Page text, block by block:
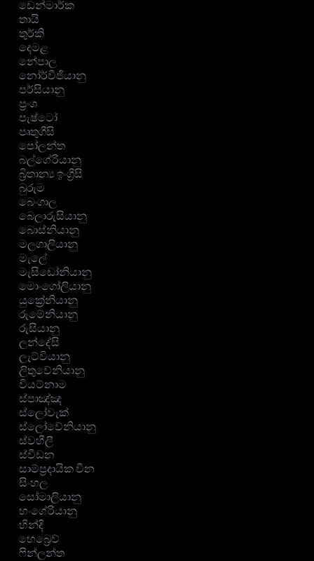
ඩෙන්මාර්ක
තායි
තුර්කි
දෙමළ
නේපාල
නෝර්වීජියානු
පර්සියානු
ප්‍රංශ
පැෂ්ටෝ
පෘතුගීසි
පෝලන්ත
බල්ගේරියානු
බ්‍රිතාන්‍ය ඉංග්‍රීසි
බුරුම
බෙංගාල
බෙලාරුසියානු
බොස්නියානු
මලගාලියානු
මැලේ
මැසිඩෝනියානු
මොංගෝලියානු
යුක්‍රේනියානු
රුමේනියානු
රුසියානු
ලන්දේසි
ලැට්වියානු
ලිතුවේනියානු
වියට්නාම
ස්පාඤ්ඤ
ස්ලෝවැක්
ස්ලෝවේනියානු
ස්වහීලී
ස්වීඩන
සාම්ප්‍රදායික චීන
සිංහල
සෝමාලියානු
හංගේරියානු
හින්දි
හෙබ්‍රෙව්
ෆින්ලන්ත